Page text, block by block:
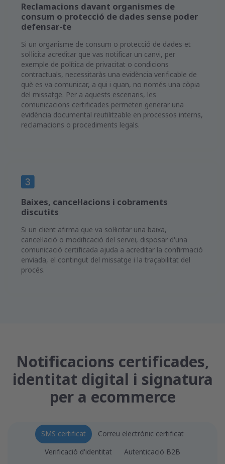
Reclamacions davant organismes de
consum o protecció de dades sense poder
defensar-te
Si un organisme de consum o protecció de dades et
sol·licita acreditar que vas notificar un canvi, per
exemple de política de privacitat o condicions
contractuals, necessitaràs una evidència verificable de
què es va comunicar, a qui i quan, no només una còpia
del missatge. Per a aquests escenaris, les
comunicacions certificades permeten generar una
evidència documental reutilitzable en processos interns,
reclamacions o procediments legals.
Baixes, cancel·lacions i cobraments
discutits
Si un client afirma que va sol·licitar una baixa,
cancel·lació o modificació del servei, disposar d'una
comunicació certificada ajuda a acreditar la confirmació
enviada, el contingut del missatge i la traçabilitat del
procés.
Notificacions certificades,
identitat digital i signatura
per a ecommerce
SMS certificat
Correu electrònic certificat
Verificació d'identitat
Autenticació B2B